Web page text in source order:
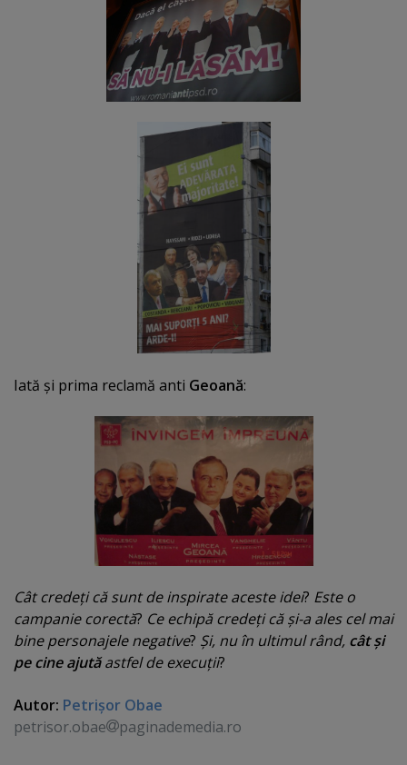
Iată şi prima reclamă anti Geoană:
Cât credeţi că sunt de inspirate aceste idei? Este o
campanie corectă? Ce echipă credeţi că şi-a ales cel mai
bine personajele negative? Şi, nu în ultimul rând, cât şi
pe cine ajutăastfel de execuţii?
Autor: Petrişor Obae
petrisor.obae
paginademedia.ro